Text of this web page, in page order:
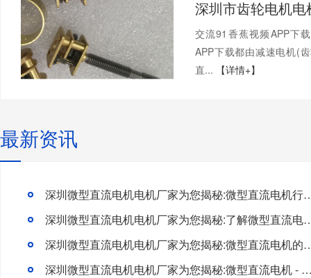
交流91香蕉视频APP下
APP下载都由减速电机(齿
直...
【详情+】
最新资讯
深圳微型直流电机电机厂家为您
深圳微型直流电机电机厂家为您揭
深圳微型直流电机电机厂家为
深圳微型直流电机电机厂家为您揭秘:微型直